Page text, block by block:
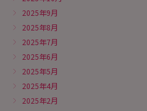
2025年9月
2025年8月
2025年7月
2025年6月
2025年5月
2025年4月
2025年2月